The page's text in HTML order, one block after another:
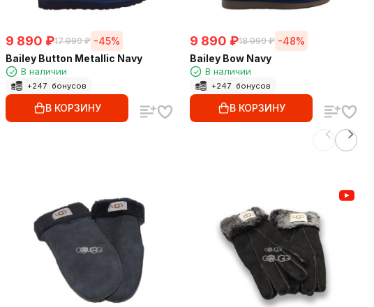
9 890 ₽17 990 ₽ -45%
Bailey Button Metallic Navy
В наличии
+247 бонусов
В КОРЗИНУ
9 890 ₽18 990 ₽ -48%
Bailey Bow Navy
В наличии
+247 бонусов
В КОРЗИНУ